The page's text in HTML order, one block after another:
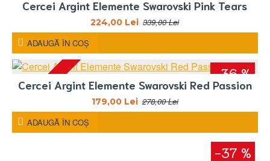
Cercei Argint Elemente Swarovski Pink Tears
224,00 Lei 339,00 Lei
ADAUGĂ ÎN COŞ
-36 %
Cercei Argint Elemente Swarovski Red Passion
179,00 Lei 278,00 Lei
ADAUGĂ ÎN COŞ
-37 %